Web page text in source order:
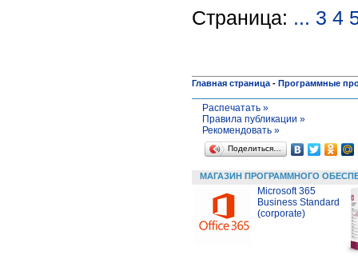
Страница: ... 3 4
Главная страница - Программные
Распечатать »
Правила публикации »
Рекомендовать »
Поделиться…
МАГАЗИН ПРОГРАММНОГО
Microsoft 365
Business Standard
(corporate)